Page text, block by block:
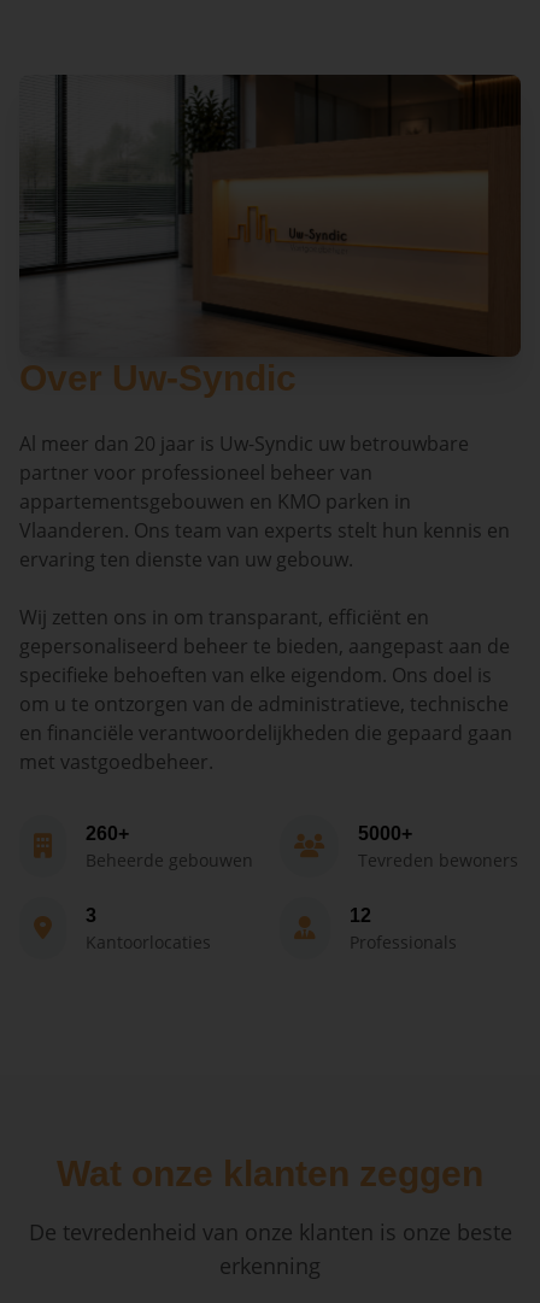
Over Uw-Syndic
Al meer dan 20 jaar is Uw-Syndic uw betrouwbare
partner voor professioneel beheer van
appartementsgebouwen en KMO parken in
Vlaanderen. Ons team van experts stelt hun kennis en
ervaring ten dienste van uw gebouw.
Wij zetten ons in om transparant, efficiënt en
gepersonaliseerd beheer te bieden, aangepast aan de
specifieke behoeften van elke eigendom. Ons doel is
om u te ontzorgen van de administratieve, technische
en financiële verantwoordelijkheden die gepaard gaan
met vastgoedbeheer.
260+
Beheerde gebouwen
5000+
Tevreden bewoners
3
Kantoorlocaties
12
Professionals
Wat onze klanten zeggen
De tevredenheid van onze klanten is onze beste
erkenning